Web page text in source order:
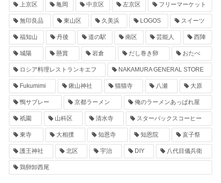
上京区 亀岡 中京区 左京区 フリーマーケット
無印良品 東山区 久美浜 LOGOS スイーツ
福知山 丹後 道の駅 南区 芸能人 西陣
城陽 懸賞 岩倉 だし巻き卵 おたべ
ロシア料理レストランキエフ NAKAMURA GENERAL STORE
Fukumimi 鍬山神社 猫猫寺 八瀬 大原
鴨サブレー 京都ラーメン 俺のラーメンあっぱれ屋
祇園 山科区 清水寺 スターバックスコーヒー
東寺 大相撲 知恩寺 知恩院 亥子祭
護王神社 北区 宇治 DIY 八代目儀兵衛
鶏卵卸西尾